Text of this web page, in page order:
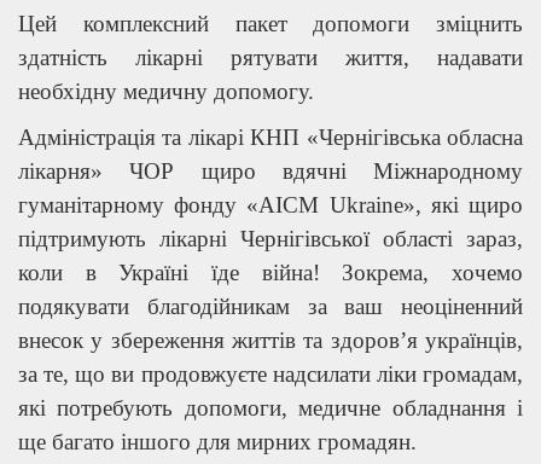
Цей комплексний пакет допомоги зміцнить
здатність лікарні рятувати життя, надавати
необхідну медичну допомогу.
Адміністрація та лікарі КНП «Чернігівська обласна
лікарня» ЧОР щиро вдячні Міжнародному
гуманітарному фонду «AICM Ukraine», які щиро
підтримують лікарні Чернігівської області зараз,
коли в Україні їде війна! Зокрема, хочемо
подякувати благодійникам за ваш неоціненний
внесок у збереження життів та здоров’я українців,
за те, що ви продовжуєте надсилати ліки громадам,
які потребують допомоги, медичне обладнання і
ще багато іншого для мирних громадян.